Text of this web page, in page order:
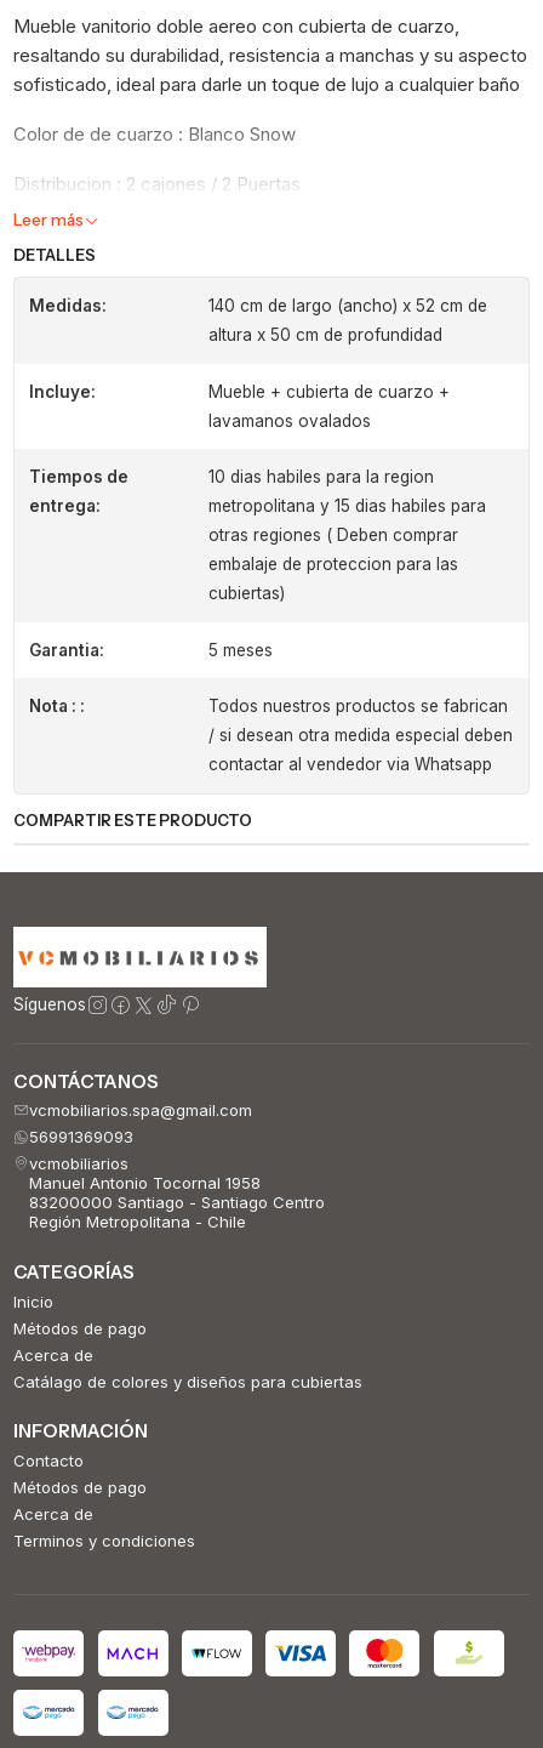
Mueble vanitorio doble aereo con cubierta de cuarzo,
resaltando su durabilidad, resistencia a manchas y su aspecto
sofisticado, ideal para darle un toque de lujo a cualquier baño
Color de de cuarzo : Blanco Snow
Distribucion : 2 cajones / 2 Puertas
Leer más
DETALLES
Medidas:
140 cm de largo (ancho) x 52 cm de
altura x 50 cm de profundidad
Incluye:
Mueble + cubierta de cuarzo +
lavamanos ovalados
Tiempos de
entrega:
10 dias habiles para la region
metropolitana y 15 dias habiles para
otras regiones ( Deben comprar
embalaje de proteccion para las
cubiertas)
Garantia: 5 meses
Nota : :
Todos nuestros productos se fabrican
/ si desean otra medida especial deben
contactar al vendedor via Whatsapp
COMPARTIR ESTE PRODUCTO
Síguenos
CONTÁCTANOS
vcmobiliarios.spa@gmail.com
56991369093
vcmobiliarios
Manuel Antonio Tocornal 1958
83200000 Santiago - Santiago Centro
Región Metropolitana - Chile
CATEGORÍAS
Inicio
Métodos de pago
Acerca de
Catálago de colores y diseños para cubiertas
INFORMACIÓN
Contacto
Métodos de pago
Acerca de
Terminos y condiciones